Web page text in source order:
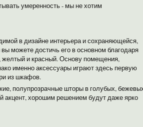
умеренность - мы не хотим
в дизайне интерьера и сохраняющейся,
можете достичь его в основном благодаря
желтый и красный. Основу помещения,
именно аксессуары играют здесь первую
из шкафов.
полупрозрачные шторы в голубых,
акцент, хорошим решением будут даже ярко